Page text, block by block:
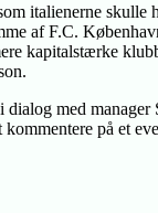
italienerne skulle
af F.C.
kapitalstærke
med manager
på et